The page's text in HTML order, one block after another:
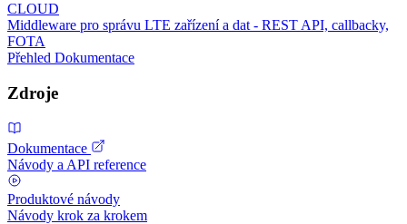
CLOUD
Middleware pro správu LTE zařízení a dat - REST API, callbacky,
FOTA
Přehled Dokumentace
Zdroje
Dokumentace
Návody a API reference
Produktové návody
Návody krok za krokem